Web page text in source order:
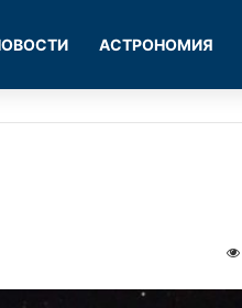
АСТРОНОМИЯ